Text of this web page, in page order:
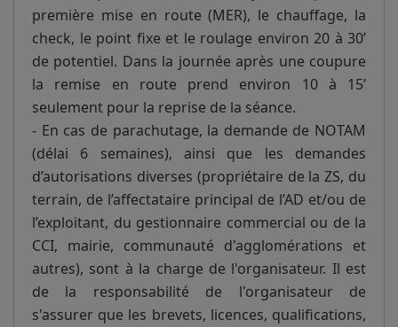
première mise en route (MER), le chauffage, la
check, le point fixe et le roulage environ 20 à 30’
de potentiel. Dans la journée après une coupure
la remise en route prend environ 10 à 15’
seulement pour la reprise de la séance.
- En cas de parachutage, la demande de NOTAM
(délai 6 semaines), ainsi que les demandes
d’autorisations diverses (propriétaire de la ZS, du
terrain, de l’affectataire principal de l’AD et/ou de
l’exploitant, du gestionnaire commercial ou de la
CCI, mairie, communauté d'agglomérations et
autres), sont à la charge de l'organisateur. Il est
de la responsabilité de l'organisateur de
s'assurer que les brevets, licences, qualifications,